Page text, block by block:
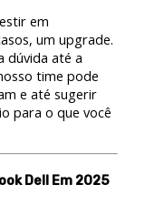
em
um upgrade.
dúvida até a
time pode
e até sugerir
para o que você
Dell Em 2025